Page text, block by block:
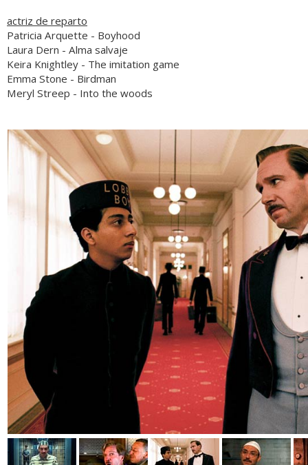
actriz de reparto
Patricia Arquette - Boyhood
Laura Dern - Alma salvaje
Keira Knightley - The imitation game
Emma Stone - Birdman
Meryl Streep - Into the woods